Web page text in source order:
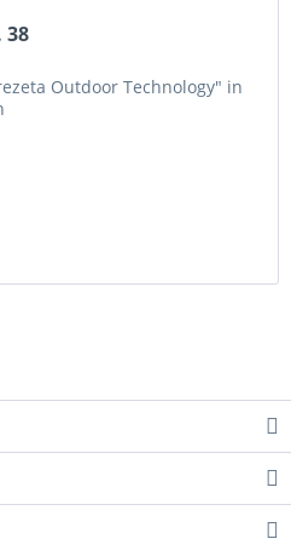
38
Outdoor Technology" in